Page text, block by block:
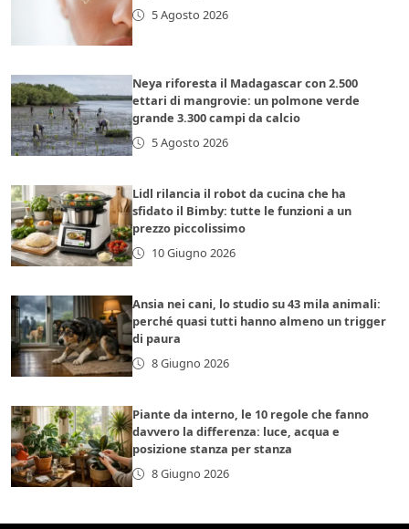
5 Agosto 2026
Neya riforesta il Madagascar con 2.500
ettari di mangrovie: un polmone verde
grande 3.300 campi da calcio
5 Agosto 2026
Lidl rilancia il robot da cucina che ha
sfidato il Bimby: tutte le funzioni a un
prezzo piccolissimo
10 Giugno 2026
Ansia nei cani, lo studio su 43 mila animali:
perché quasi tutti hanno almeno un trigger
di paura
8 Giugno 2026
Piante da interno, le 10 regole che fanno
davvero la differenza: luce, acqua e
posizione stanza per stanza
8 Giugno 2026